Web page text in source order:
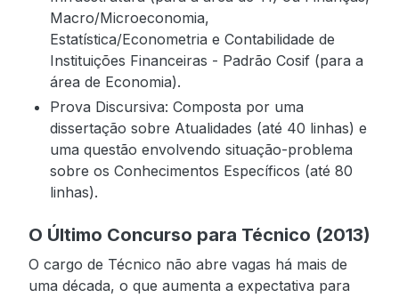
Macro/Microeconomia,
Estatística/Econometria e Contabilidade de
Instituições Financeiras - Padrão Cosif (para a
área de Economia).
Prova Discursiva: Composta por uma
dissertação sobre Atualidades (até 40 linhas) e
uma questão envolvendo situação-problema
sobre os Conhecimentos Específicos (até 80
linhas).
O Último Concurso para Técnico (2013)
O cargo de Técnico não abre vagas há mais de
uma década, o que aumenta a expectativa para